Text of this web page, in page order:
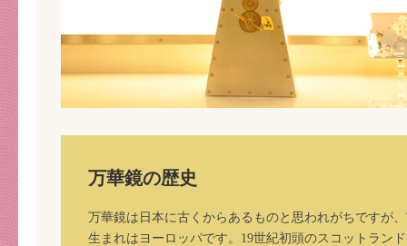
万華鏡の歴史
万華鏡は日本に古くからあるものと思われがちですが
生まれはヨーロッパです。19世紀初頭のスコットラン